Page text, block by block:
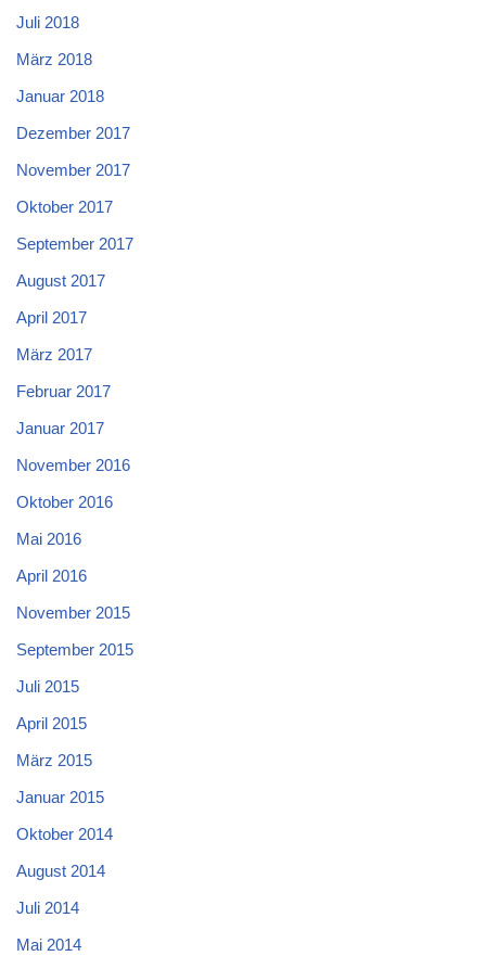
Juli 2018
März 2018
Januar 2018
Dezember 2017
November 2017
Oktober 2017
September 2017
August 2017
April 2017
März 2017
Februar 2017
Januar 2017
November 2016
Oktober 2016
Mai 2016
April 2016
November 2015
September 2015
Juli 2015
April 2015
März 2015
Januar 2015
Oktober 2014
August 2014
Juli 2014
Mai 2014